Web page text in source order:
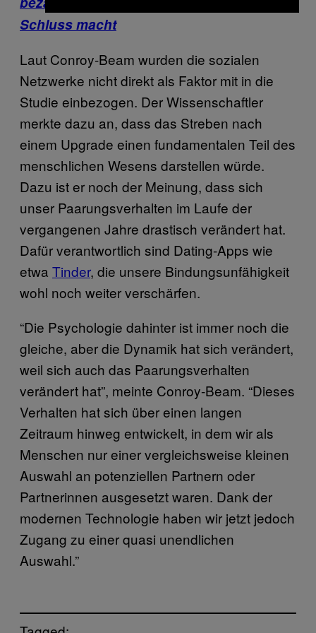
Schluss macht
Laut Conroy-Beam wurden die sozialen
Netzwerke nicht direkt als Faktor mit in die
Studie einbezogen. Der Wissenschaftler
merkte dazu an, dass das Streben nach
einem Upgrade einen fundamentalen Teil des
menschlichen Wesens darstellen würde.
Dazu ist er noch der Meinung, dass sich
unser Paarungsverhalten im Laufe der
vergangenen Jahre drastisch verändert hat.
Dafür verantwortlich sind Dating-Apps wie
etwa Tinder, die unsere Bindungsunfähigkeit
wohl noch weiter verschärfen.
“Die Psychologie dahinter ist immer noch die
gleiche, aber die Dynamik hat sich verändert,
weil sich auch das Paarungsverhalten
verändert hat”, meinte Conroy-Beam. “Dieses
Verhalten hat sich über einen langen
Zeitraum hinweg entwickelt, in dem wir als
Menschen nur einer vergleichsweise kleinen
Auswahl an potenziellen Partnern oder
Partnerinnen ausgesetzt waren. Dank der
modernen Technologie haben wir jetzt jedoch
Zugang zu einer quasi unendlichen
Auswahl.”